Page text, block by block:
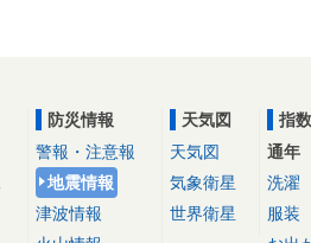
防災情報
警報・注意報
地震情報
津波情報
天気図
天気図
気象衛星
世界衛星
指
通年
洗濯
服装